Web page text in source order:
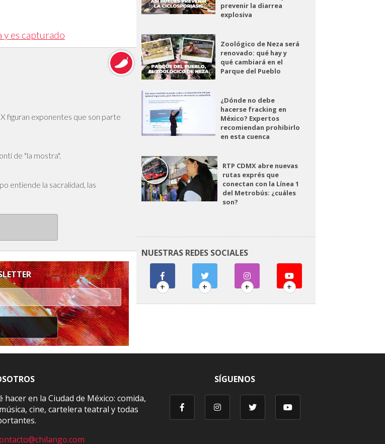
y es capturado
figuran exponentes que son parte
de "la mostra".
entiende la sacralidad, las
prevenir la diarrea
explosiva
Zoológico de Neza será
renovado: qué hay y
qué cambiará en el
Parque del Pueblo
¿Dónde no debe
hacerse fracking en
México? Expertos
recomiendan prohibirlo
en esta cuenca
RTP CDMX abre nuevas
rutas exprés que
conectan con la Línea 1
del Metrobús: ¿cuáles
son?
NUESTRAS REDES SOCIALES
+ + + +
hacer en la Ciudad de México: comida,
cine, cartelera teatral y todas
SÍGUENOS